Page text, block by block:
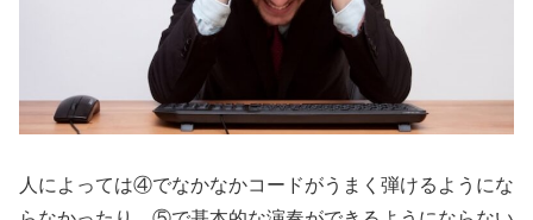
人によっては④でなかなかコードがうまく弾けるようにな